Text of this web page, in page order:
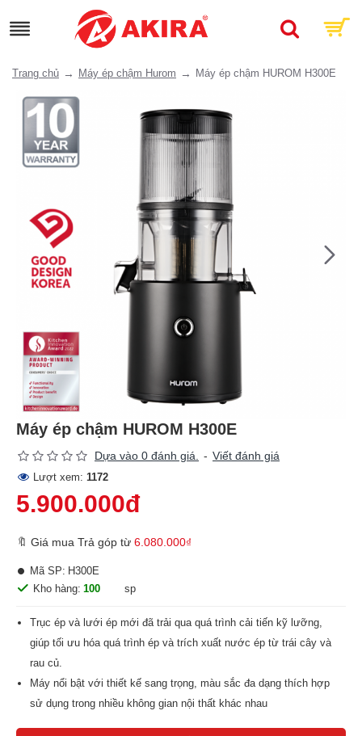
Trang chủ Máy ép chậm Hurom Máy ép chậm HUROM H300E
Máy ép chậm HUROM H300E
Dựa vào 0 đánh giá. - Viết đánh giá
Lượt xem: 1172
5.900.000đ
🔖 Giá mua Trả góp từ 6.080.000₫
Kho hàng: 100 sp
Mã SP: H300E
Trục ép và lưới ép mới đã trải qua quá trình cải tiến kỹ lưỡng,
giúp tối ưu hóa quá trình ép và trích xuất nước ép từ trái cây và
rau củ.
Máy nổi bật với thiết kế sang trọng, màu sắc đa dạng thích hợp
sử dụng trong nhiều không gian nội thất khác nhau